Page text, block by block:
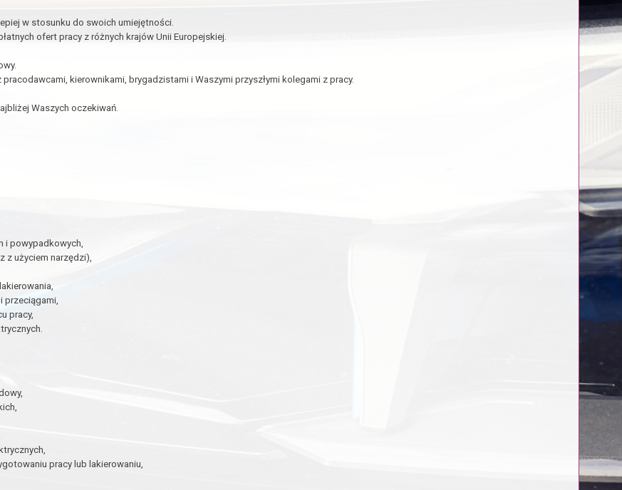
w stosunku do swoich umiejętności.
ofert pracy z różnych krajów Unii Europejskiej.
kierownikami, brygadzistami i Waszymi przyszłymi kolegami z pracy.
Waszych oczekiwań.
i powypadkowych,
z użyciem narzędzi),
przeciągami,
pracy,
pracy lub lakierowaniu,